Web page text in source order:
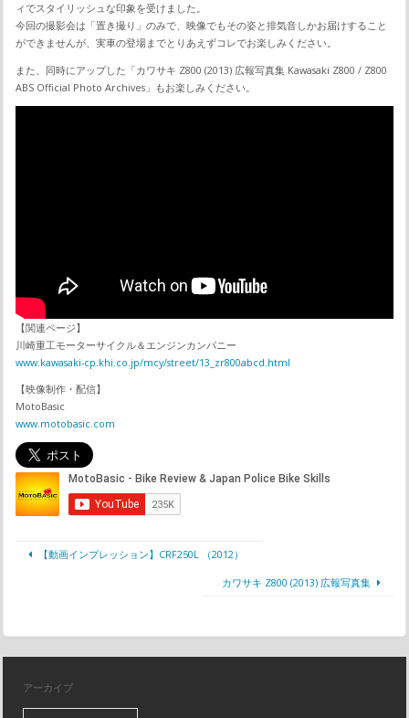
ィでスタイリッシュな印象を受けました。
今回の撮影会は「置き撮り」のみで、映像でもその姿と排気音しかお届けすること
ができませんが、実車の登場までとりあえずコレでお楽しみください。
また、同時にアップした「カワサキ Z800 (2013) 広報写真集 Kawasaki Z800 / Z800
ABS Official Photo Archives」もお楽しみください。
【関連ページ】
川崎重工モーターサイクル＆エンジンカンパニー
www.kawasaki-cp.khi.co.jp/mcy/street/13_zr800abcd.html
【映像制作・配信】
MotoBasic
www.motobasic.com
【動画インプレッション】CRF250L （2012）
カワサキ Z800 (2013) 広報写真集
アーカイブ